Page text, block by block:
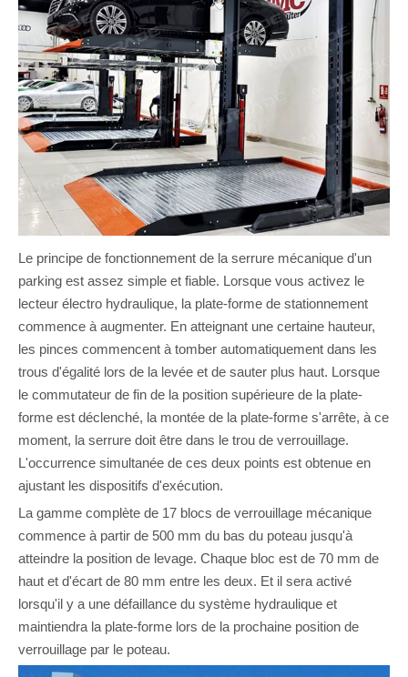
Le principe de fonctionnement de la serrure mécanique d'un
parking est assez simple et fiable. Lorsque vous activez le
lecteur électro hydraulique, la plate-forme de stationnement
commence à augmenter. En atteignant une certaine hauteur,
les pinces commencent à tomber automatiquement dans les
trous d'égalité lors de la levée et de sauter plus haut. Lorsque
le commutateur de fin de la position supérieure de la plate-
forme est déclenché, la montée de la plate-forme s'arrête, à ce
moment, la serrure doit être dans le trou de verrouillage.
L'occurrence simultanée de ces deux points est obtenue en
ajustant les dispositifs d'exécution.
La gamme complète de 17 blocs de verrouillage mécanique
commence à partir de 500 mm du bas du poteau jusqu'à
atteindre la position de levage. Chaque bloc est de 70 mm de
haut et d'écart de 80 mm entre les deux. Et il sera activé
lorsqu'il y a une défaillance du système hydraulique et
maintiendra la plate-forme lors de la prochaine position de
verrouillage par le poteau.